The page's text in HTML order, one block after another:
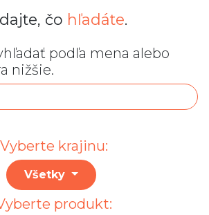
Zavolajte mi Prihlásiť sa
čo hľadáte.
podľa mena alebo
nižšie.
Vyberte krajinu:
Všetky
produkt: